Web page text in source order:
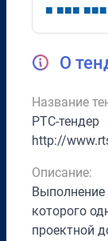
■ ■■■ ■■■
О
Название
РТС-тендер
http://
Описание:
Выполнение
которого
проектной